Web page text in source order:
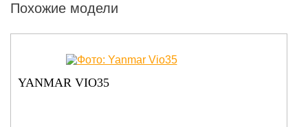
Похожие модели
YANMAR VIO35